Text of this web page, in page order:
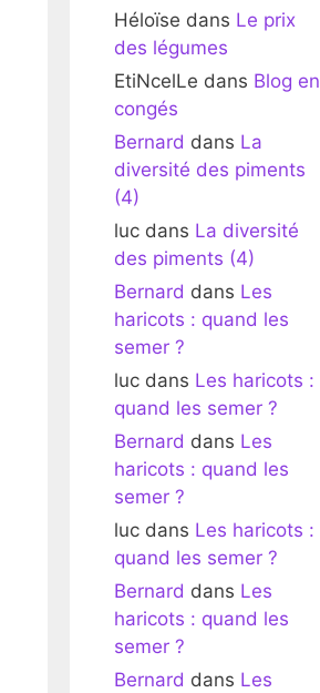
Héloïse dans Le prix
des légumes
EtiNcelLe dans Blog en
congés
Bernard dans La
diversité des piments
(4)
luc dans La diversité
des piments (4)
Bernard dans Les
haricots : quand les
semer ?
luc dans Les haricots :
quand les semer ?
Bernard dans Les
haricots : quand les
semer ?
luc dans Les haricots :
quand les semer ?
Bernard dans Les
haricots : quand les
semer ?
Bernard dans Les